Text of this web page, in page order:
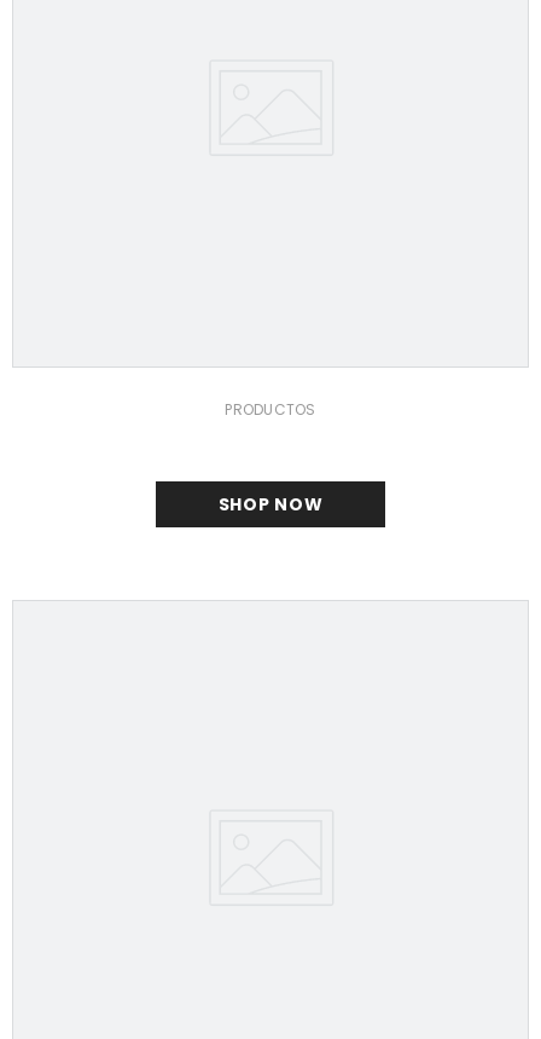
PRODUCTOS
SHOP NOW